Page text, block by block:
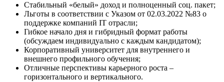
Стабильный «белый» доход и полноценный соц. пакет;
Льготы в соответствии с Указом от 02.03.2022 №83 о
поддержке компаний IT отрасли;
Гибкое начало дня и гибридный формат работы
(обсуждаем индивидуально с каждым кандидатом);
Корпоративный университет для внутреннего и
внешнего профильного обучения;
Отличные перспективы карьерного роста –
горизонтального и вертикального.